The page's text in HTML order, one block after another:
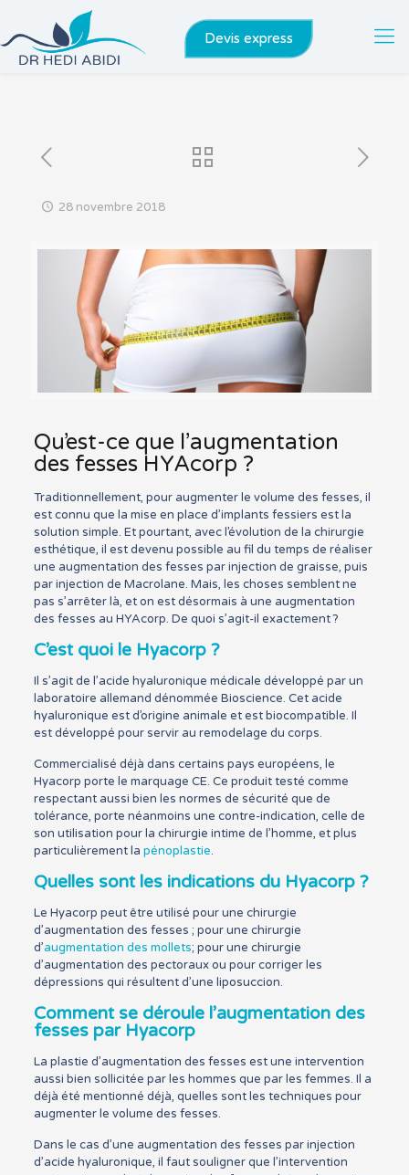
Devis express
28 novembre 2018
Qu’est-ce que l’augmentation
des fesses HYAcorp ?
Traditionnellement, pour augmenter le volume des fesses, il
est connu que la mise en place d’implants fessiers est la
solution simple. Et pourtant, avec l’évolution de la chirurgie
esthétique, il est devenu possible au fil du temps de réaliser
une augmentation des fesses par injection de graisse, puis
par injection de Macrolane. Mais, les choses semblent ne
pas s’arrêter là, et on est désormais à une augmentation
des fesses au HYAcorp. De quoi s’agit-il exactement ?
C’est quoi le Hyacorp ?
Il s’agit de l’acide hyaluronique médicale développé par un
laboratoire allemand dénommée Bioscience. Cet acide
hyaluronique est d’origine animale et est biocompatible. Il
est développé pour servir au remodelage du corps.
Commercialisé déjà dans certains pays européens, le
Hyacorp porte le marquage CE. Ce produit testé comme
respectant aussi bien les normes de sécurité que de
tolérance, porte néanmoins une contre-indication, celle de
son utilisation pour la chirurgie intime de l’homme, et plus
particulièrement la pénoplastie.
Quelles sont les indications du Hyacorp ?
Le Hyacorp peut être utilisé pour une chirurgie
d’augmentation des fesses ; pour une chirurgie
d’augmentation des mollets; pour une chirurgie
d’augmentation des pectoraux ou pour corriger les
dépressions qui résultent d’une liposuccion.
Comment se déroule l’augmentation des
fesses par Hyacorp
La plastie d’augmentation des fesses est une intervention
aussi bien sollicitée par les hommes que par les femmes. Il a
déjà été mentionné déjà, quelles sont les techniques pour
augmenter le volume des fesses.
Dans le cas d’une augmentation des fesses par injection
d’acide hyaluronique, il faut souligner que l’intervention